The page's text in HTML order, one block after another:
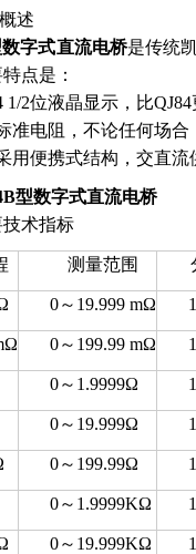
述
字式直流电桥是传统
点是：
1/2位液晶显示，比
准电阻，不论任何场合
用便携式结构，交直流
型数字式直流电桥
术指标
测量范围
0～19.999 mΩ
0～199.99 mΩ
0～1.9999Ω
0～19.999Ω
0～199.99Ω
0～1.9999ΚΩ
0～19.999ΚΩ